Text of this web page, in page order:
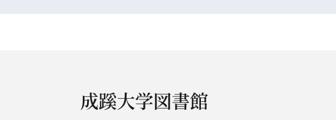
成蹊大学図書館